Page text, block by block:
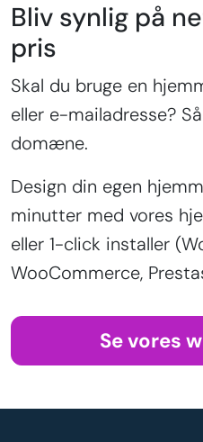
Bliv synlig på
pris
Skal du bruge en
eller e-mailadresse?
domæne.
Design din egen
minutter med vores
eller 1-click installer
WooCommerce,
Se vores